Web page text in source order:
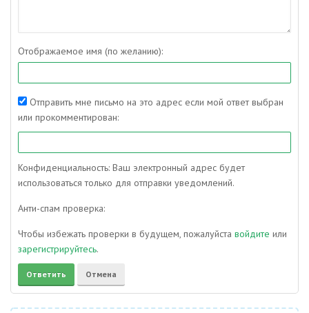
Отображаемое имя (по желанию):
Отправить мне письмо на это адрес если мой ответ выбран
или прокомментирован:
Конфиденциальность: Ваш электронный адрес будет
использоваться только для отправки уведомлений.
Анти-спам проверка:
Чтобы избежать проверки в будущем, пожалуйста войдите или
зарегистрируйтесь.